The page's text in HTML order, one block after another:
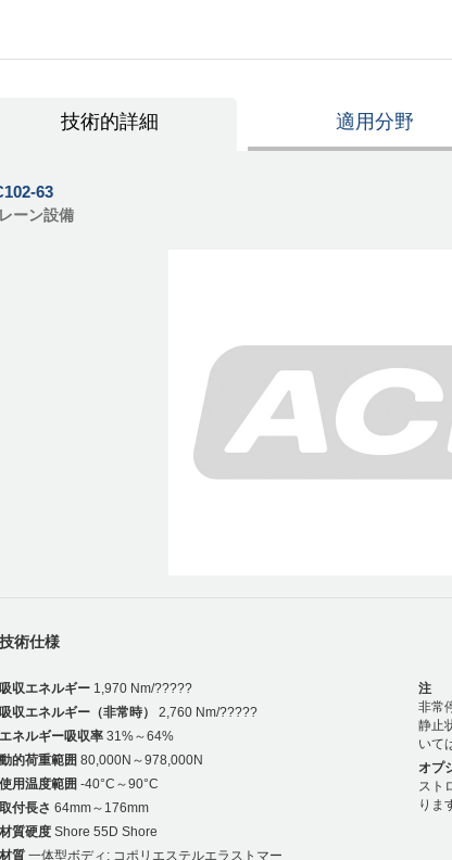
技術的詳細 適用分野
63
ーン設備
技術仕様
吸収エネルギー 1,970 Nm/?????
吸収エネルギー（非常時）
2,760 Nm/?????
エネルギー吸収率 31%～64%
動的荷重範囲 80,000N～978,000N
使用温度範囲 -40°C～90°C
取付長さ 64mm～176mm
材質硬度 Shore 55D Shore
材質 一体型ボディ: コポリエステルエラストマー
注
非常
静止
いて
オプ
スト
りま